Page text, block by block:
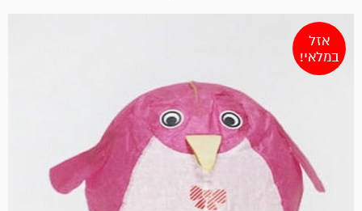
אזל
במלאי!